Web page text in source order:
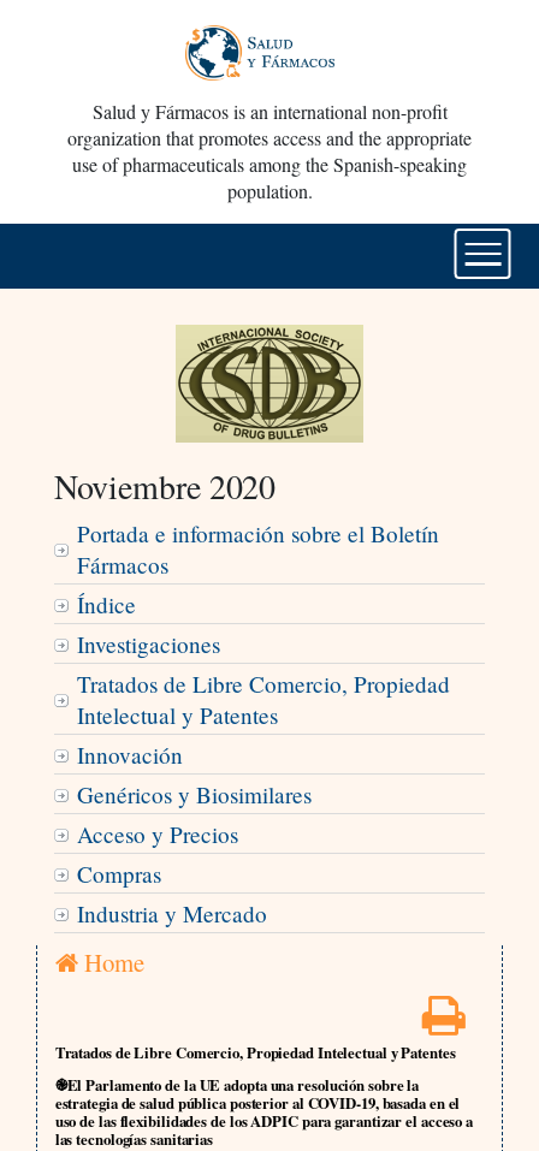
Salud y Fármacos is an international non-profit
organization that promotes access and the appropriate
use of pharmaceuticals among the Spanish-speaking
population.
Noviembre 2020
Portada e información sobre el Boletín
Fármacos
Índice
Investigaciones
Tratados de Libre Comercio, Propiedad
Intelectual y Patentes
Innovación
Genéricos y Biosimilares
Acceso y Precios
Compras
Industria y Mercado
Home
Tratados de Libre Comercio, Propiedad Intelectual y Patentes
֎El Parlamento de la UE adopta una resolución sobre la
estrategia de salud pública posterior al COVID-19, basada en el
uso de las flexibilidades de los ADPIC para garantizar el acceso a
las tecnologías sanitarias